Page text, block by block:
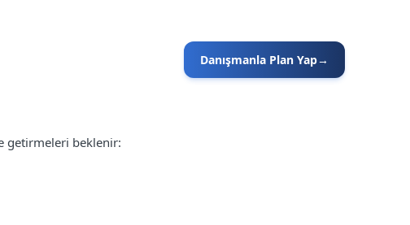
Danışmanla Plan Yap→
getirmeleri beklenir: